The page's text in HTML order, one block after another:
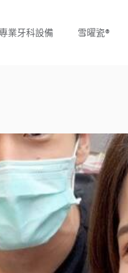
業牙科設備 雪曜瓷®